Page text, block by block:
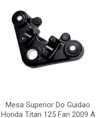
Mesa Superior Do Guidao
Honda Titan 125 Fan 2009 A